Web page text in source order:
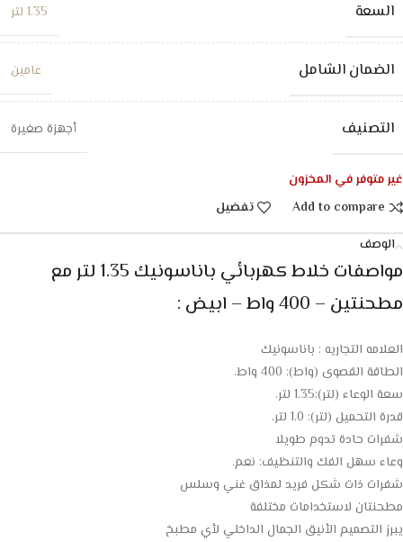
السعة 1.35 لتر
الضمان الشامل عامين
التصنيف أجهزة صغيرة
غير متوفر في المخزون
Add to compare
تفضيل
الوصف
مواصفات خلاط كهربائي باناسونيك 1.35 لتر مع
مطحنتين – 400 واط – ابيض :
العلامه التجاريه : باناسونيك
الطاقة القصوى (واط): 400 واط.
سعة الوعاء (لتر):1.35 لتر.
قدرة التحميل (لتر): 1.0 لتر.
شفرات حادة تدوم طويلا
وعاء سهل الفك والتنظيف: نعم.
شفرات ذات شكل فريد لمذاق غني وسلس
مطحنتان لاستخدامات مختلفة
يبرز التصميم الأنيق الجمال الداخلي لأي مطبخ